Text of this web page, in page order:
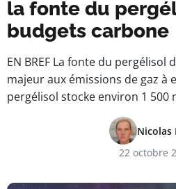
la fonte du
budgets carbone
EN BREF La fonte du
majeur aux émissions de gaz à
pergélisol stocke environ 1 500
Nicolas
22 octobre